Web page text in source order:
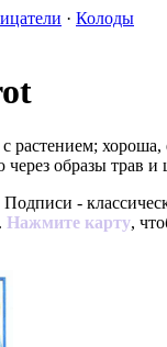
· Колоды
растением; хороша,
образы трав и
-
Нажмите карту,